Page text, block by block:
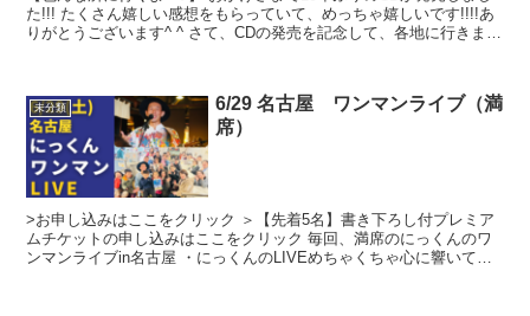
た!!! たくさん嬉しい感想をもらっていて、めっちゃ嬉しいです!!!!あ
りがとうございます^ ^ さて、CDの発売を記念して、各地に行きます
未分類
6/29 名古屋 ワンマンライブ（満
席）
>お申し込みはここをクリック ＞【先着5名】書き下ろし付プレミア
ムチケットの申し込みはここをクリック 毎回、満席のにっくんのワ
ンマンライブin名古屋 ・にっくんのLIVEめちゃくちゃ心に響いて良